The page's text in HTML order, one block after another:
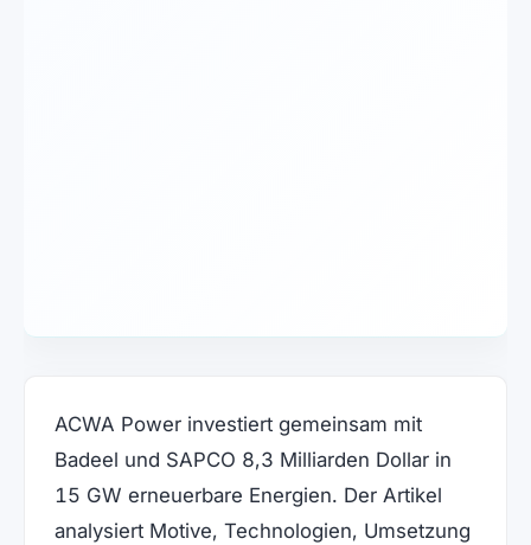
ACWA Power investiert gemeinsam mit
Badeel und SAPCO 8,3 Milliarden Dollar in
15 GW erneuerbare Energien. Der Artikel
analysiert Motive, Technologien, Umsetzung